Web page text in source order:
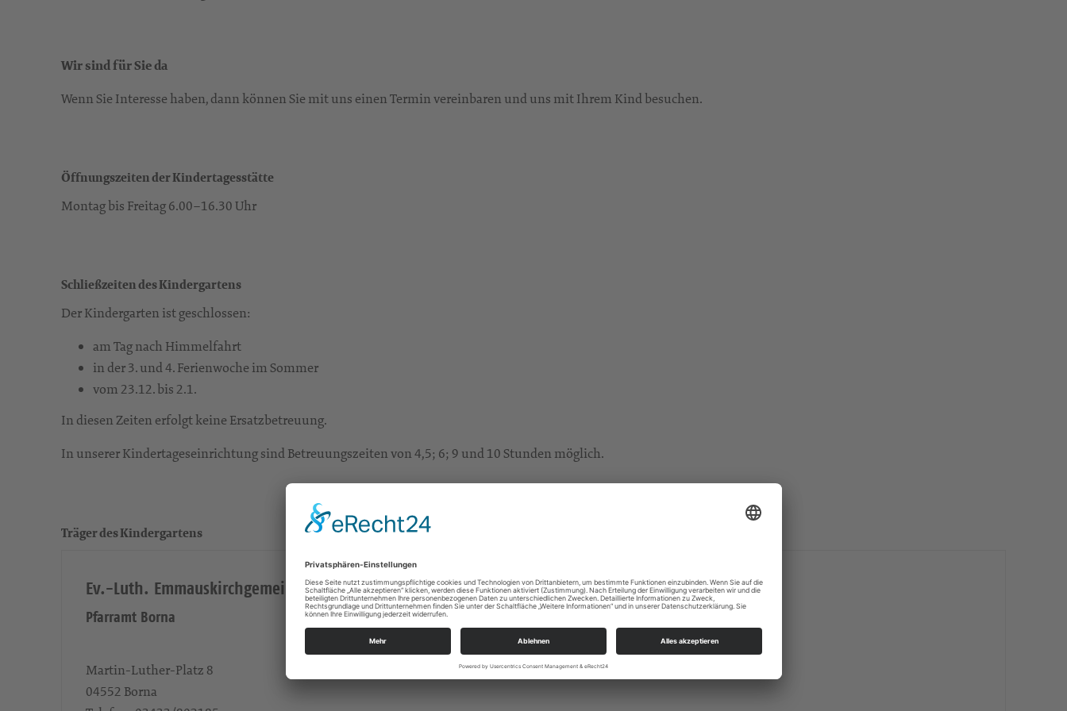
Wir sind für Sie da
Wenn Sie Interesse haben, dann können Sie mit uns einen Termin vereinbaren und uns mit Ihrem Kind besuchen.
Öffnungszeiten der Kindertagesstätte
Montag bis Freitag 6.00–16.30 Uhr
Schließzeiten des Kindergartens
Der Kindergarten ist geschlossen:
am Tag nach Himmelfahrt
in der 3. und 4. Ferienwoche im Sommer
vom 23.12. bis 2.1.
In diesen Zeiten erfolgt keine Ersatzbetreuung.
In unserer Kindertageseinrichtung sind Betreuungszeiten von 4,5; 6; 9 und 10 Stunden möglich.
Träger des Kindergartens
Ev.-Luth. Emmauskirchgemeinde Bornaer Land
Pfarramt Borna
Martin-Luther-Platz 8
04552 Borna